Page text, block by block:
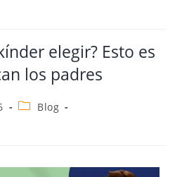
elegir? Esto es
los padres
Blog